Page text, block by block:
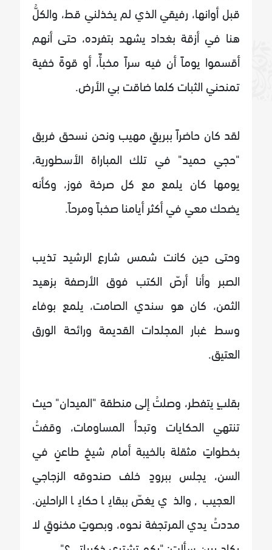
قبل أوانها، رفيقي الذي لم يخذلني قط، والكلُّ
هنا في أزقة بغداد يشهد بتفرده، حتى أنهم
أقسموا يوماً أن فيه سراً مخبأً، أو قوةً خفية
تمنحني الثبات كلما ضاقت بي الأرض.
لقد كان حاضراً ببريقٍ مهيب ونحن نسحق فريق
"حجي حميد" في تلك المباراة الأسطورية،
يومها كان يلمع مع كل صرخة فوز، وكأنه
يضحك معي في أكثر أيامنا صخباً ومرحاً.
وحتى حين كانت شمس شارع الرشيد تذيب
الصبر وأنا أرصّ الكتب فوق الأرصفة بزهيد
الثمن، كان هو سندي الصامت، يلمع بوفاء
وسط غبار المجلدات القديمة ورائحة الورق
العتيق.
بقلبٍ يتفطر، وصلتُ إلى منطقة "الميدان" حيث
تنتهي الحكايات وتبدأ المساومات، وقفتُ
بخطواتٍ مثقلة بالخيبة أمام شيخٍ طاعنٍ في
السن، يجلس ببرودٍ خلف صندوقه الزجاجي
العجيب, والذي يغصّ ببقايا حكايا الراحلين.
مددتُ يدي المرتجفة نحوه، وبصوتٍ مخنوقٍ لا